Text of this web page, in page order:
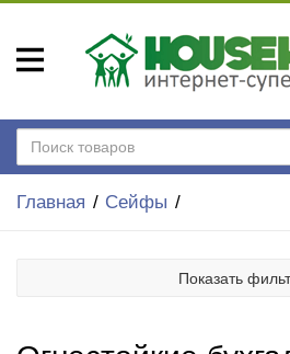
Главная Сейфы
Показать